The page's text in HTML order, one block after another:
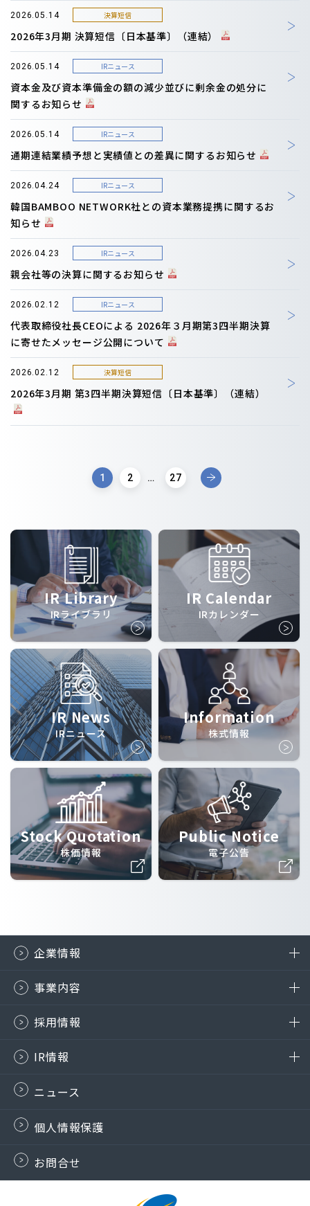
2026.05.14 決算短信
2026年3月期 決算短信〔日本基準〕（連結）
2026.05.14 IRニュース
資本金及び資本準備金の額の減少並びに剰余金の処分に
関するお知らせ
2026.05.14 IRニュース
通期連結業績予想と実績値との差異に関するお知らせ
2026.04.24 IRニュース
韓国BAMBOO NETWORK社との資本業務提携に関するお
知らせ
2026.04.23 IRニュース
親会社等の決算に関するお知らせ
2026.02.12 IRニュース
代表取締役社長CEOによる 2026年３月期第3四半期決算
に寄せたメッセージ公開について
2026.02.12 決算短信
2026年3月期 第3四半期決算短信〔日本基準〕（連結）
1 2 … 27
IR Library
IRライブラリ
IR Calendar
IRカレンダー
IR News
IRニュース
Information
株式情報
Stock Quotation
株価情報
Public Notice
電子公告
企業情報
事業内容
採用情報
IR情報
ニュース
個人情報保護
お問合せ